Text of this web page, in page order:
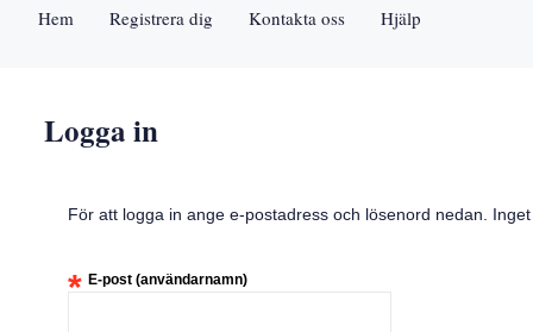
Hem Registrera dig Kontakta oss Hjälp
Logga in
För att logga in ange e-postadress och lösenord nedan.
* E-post (användarnamn)